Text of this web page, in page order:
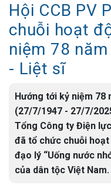
Hội CCB PV
chuỗi hoạt
niệm 78
- Liệt sĩ
Hướng tới kỷ niệm 78
(27/7/1947 - 27/7/
Tổng Công ty Điện
đã tổ chức chuỗi
đạo lý “Uống nước
của dân tộc Việt Nam.